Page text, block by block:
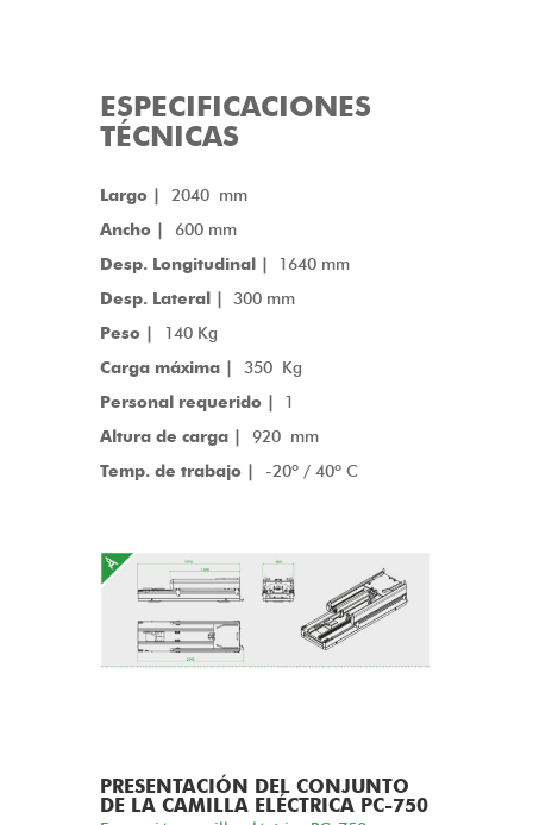
ESPECIFICACIONES
TÉCNICAS
Largo | 2040 mm
Ancho | 600 mm
Desp. Longitudinal |
1640 mm
Desp. Lateral |
300 mm
Peso |
140 Kg
Carga máxima | 350 Kg
Personal requerido |
1
Altura de carga | 920 mm
Temp. de trabajo | -20º / 40º C
PRESENTACIÓN DEL CONJUNTO
DE LA CAMILLA ELÉCTRICA PC-750